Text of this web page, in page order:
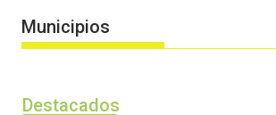
Municipios
Destacados